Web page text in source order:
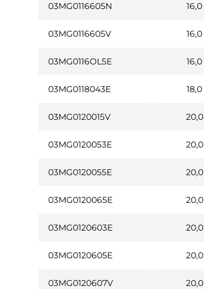
03MG0116605N 16,0
03MG0116605V 16,0
03MG0116OL5E 16,0
03MG0118043E 18,0
03MG0120015V 20,0
03MG0120053E 20,0
03MG0120055E 20,0
03MG0120065E 20,0
03MG0120603E 20,0
03MG0120605E 20,0
03MG0120607V 20,0